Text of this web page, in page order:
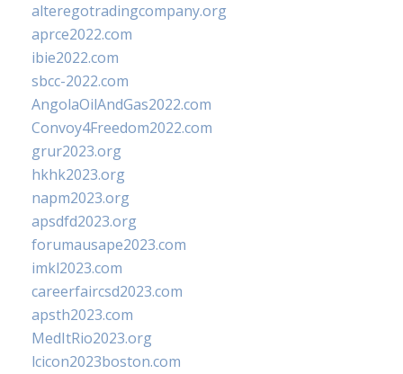
alteregotradingcompany.org
aprce2022.com
ibie2022.com
sbcc-2022.com
AngolaOilAndGas2022.com
Convoy4Freedom2022.com
grur2023.org
hkhk2023.org
napm2023.org
apsdfd2023.org
forumausape2023.com
imkl2023.com
careerfaircsd2023.com
apsth2023.com
MedItRio2023.org
lcicon2023boston.com